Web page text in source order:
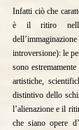
Infatti ciò che
è il ritiro nella
introversione): le
sono
artistiche,
distintivo dello
l’alienazione e il
che siano opere